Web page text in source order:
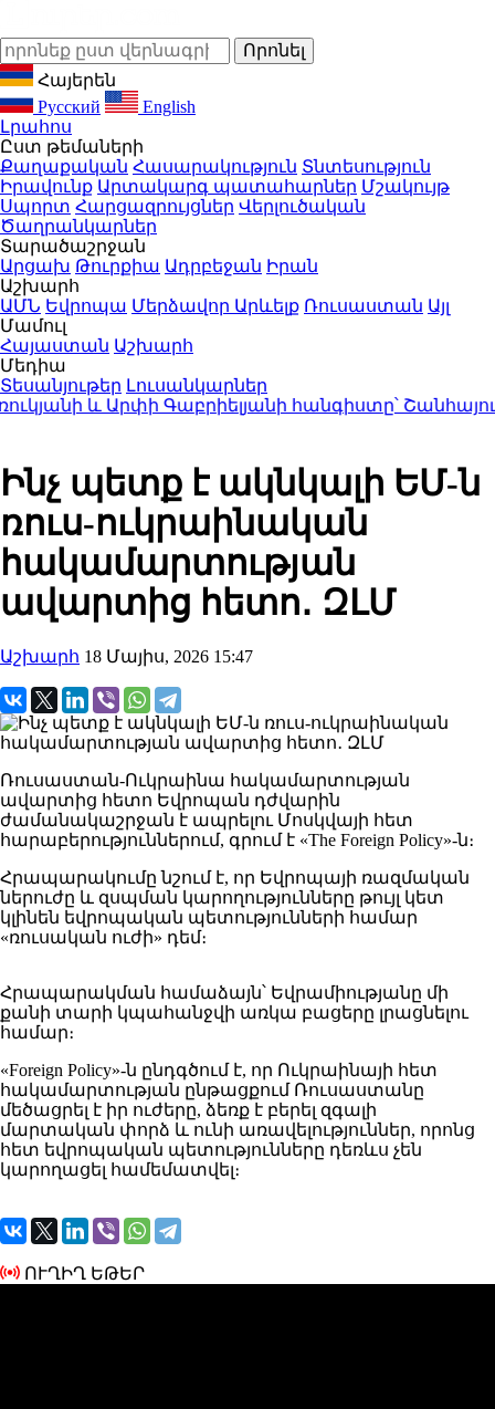
Հայերեն
Русский
English
Լրահոս
Ըստ թեմաների
Քաղաքական Հասարակություն Տնտեսություն
Իրավունք Արտակարգ պատահարներ Մշակույթ
Սպորտ Հարցազրույցներ Վերլուծական
Ծաղրանկարներ
Տարածաշրջան
Արցախ Թուրքիա Ադրբեջան Իրան
Աշխարհ
ԱՄՆ Եվրոպա Մերձավոր Արևելք Ռուսաստան Այլ
Մամուլ
Հայաստան Աշխարհ
Մեդիա
Տեսանյութեր Լուսանկարներ
և Արփի Գաբրիելյանի հանգիստը՝ Շանհայում
Ինչ պետք է ակնկալի ԵՄ-ն
ռուս-ուկրաինական
հակամարտության
ավարտից հետո․ ԶԼՄ
Աշխարհ 18 Մայիս, 2026 15:47
Ռուսաստան-Ուկրաինա հակամարտության
ավարտից հետո Եվրոպան դժվարին
ժամանակաշրջան է ապրելու Մոսկվայի հետ
հարաբերություններում, գրում է «The Foreign Policy»-ն։
Հրապարակումը նշում է, որ Եվրոպայի ռազմական
ներուժը և զսպման կարողությունները թույլ կետ
կլինեն եվրոպական պետությունների համար
«ռուսական ուժի» դեմ։
Հրապարակման համաձայն՝ Եվրամիությանը մի
քանի տարի կպահանջվի առկա բացերը լրացնելու
համար։
«Foreign Policy»-ն ընդգծում է, որ Ուկրաինայի հետ
հակամարտության ընթացքում Ռուսաստանը
մեծացրել է իր ուժերը, ձեռք է բերել զգալի
մարտական ​​փորձ և ունի առավելություններ, որոնց
հետ եվրոպական պետությունները դեռևս չեն
կարողացել համեմատվել։
ՈՒՂԻՂ ԵԹԵՐ